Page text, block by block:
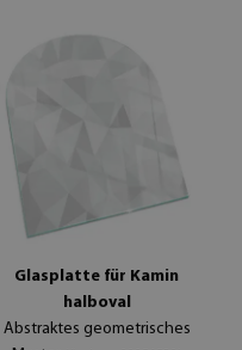
Glasplatte für Kamin
halboval
Abstraktes geometrisches